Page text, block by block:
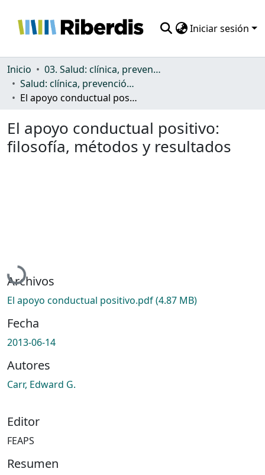
Iniciar sesión
Comunidades
Todo DSpace
Inicio
03. Salud: clínica, prevención, atención sanitaria y (re)habilitación
Salud: clínica, prevención, atención sanitaria y (re)habilitación
El apoyo conductual positivo: filosofía, métodos y resultados
El apoyo conductual positivo:
filosofía, métodos y resultados
Cargando...
Archivos
El apoyo conductual positivo.pdf(4.87 MB)
Fecha
2013-06-14
Autores
Carr, Edward G.
Editor
FEAPS
Resumen